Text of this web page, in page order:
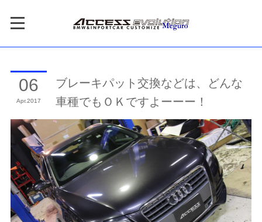
06
Apr 2017
ブレーキパット交換などは、どんな
車種でもＯＫですよーーー！